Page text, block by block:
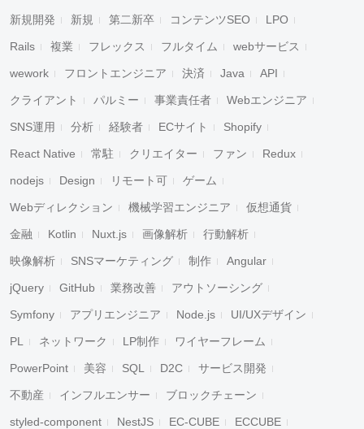
新規開発 新規 第二新卒 コンテンツSEO LPO
Rails 複業 フレックス フルタイム webサービス
wework フロントエンジニア 決済 Java API
クライアント パルミー 事業責任者 Webエンジニア
SNS運用 分析 経験者 ECサイト Shopify
React Native 常駐 クリエイター ファン Redux
nodejs Design リモート可 ゲーム
Webディレクション 機械学習エンジニア 仮想通貨
金融 Kotlin Nuxt.js 画像解析 行動解析
映像解析 SNSマーケティング 制作 Angular
jQuery GitHub 業務改善 アウトソーシング
Symfony アプリエンジニア Node.js UI/UXデザイン
PL ネットワーク LP制作 ワイヤーフレーム
PowerPoint 美容 SQL D2C サービス開発
不動産 インフルエンサー ブロックチェーン
styled-component NestJS EC-CUBE ECCUBE